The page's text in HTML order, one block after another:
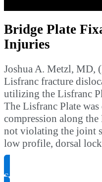
Bridge Plate
Injuries
Joshua A. Metzl, MD,
Lisfranc fracture
utilizing the Lisfranc
The Lisfranc Plate
compression along
not violating the joint
low profile, dorsal
Solicite informação do